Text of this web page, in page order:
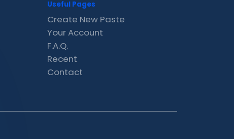
Useful Pages
Create New Paste
Your Account
F.A.Q.
Recent
Contact